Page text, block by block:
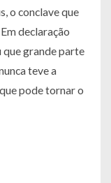
o conclave que
declaração
que grande parte
teve a
pode tornar o